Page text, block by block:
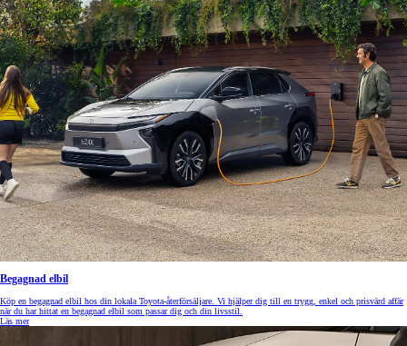
Begagnad elbil
Köp en begagnad elbil hos din lokala Toyota-återförsäljare. Vi hjälper dig till en trygg, enkel och prisvärd affär
när du har hittat en begagnad elbil som passar dig och din livsstil.
Läs mer